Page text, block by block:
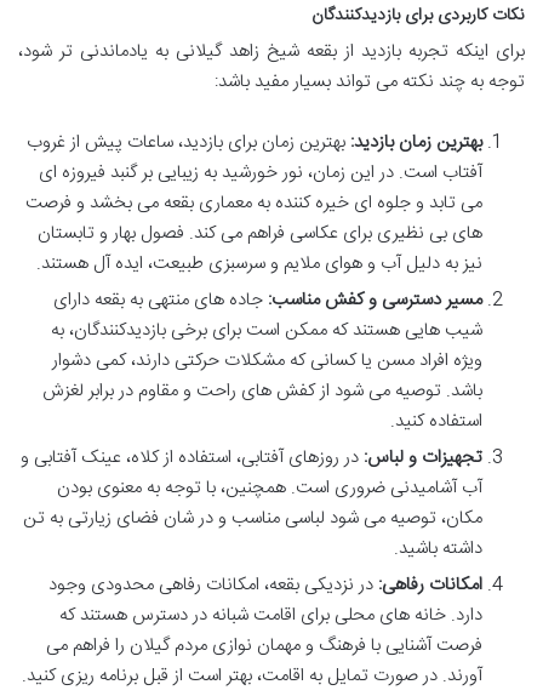
نکات کاربردی برای بازدیدکنندگان
برای اینکه تجربه بازدید از بقعه شیخ زاهد گیلانی به یادماندنی تر شود،
توجه به چند نکته می تواند بسیار مفید باشد:
بهترین زمان بازدید: بهترین زمان برای بازدید، ساعات پیش از غروب
آفتاب است. در این زمان، نور خورشید به زیبایی بر گنبد فیروزه ای
می تابد و جلوه ای خیره کننده به معماری بقعه می بخشد و فرصت
های بی نظیری برای عکاسی فراهم می کند. فصول بهار و تابستان
نیز به دلیل آب و هوای ملایم و سرسبزی طبیعت، ایده آل هستند.
مسیر دسترسی و کفش مناسب: جاده های منتهی به بقعه دارای
شیب هایی هستند که ممکن است برای برخی بازدیدکنندگان، به
ویژه افراد مسن یا کسانی که مشکلات حرکتی دارند، کمی دشوار
باشد. توصیه می شود از کفش های راحت و مقاوم در برابر لغزش
استفاده کنید.
تجهیزات و لباس: در روزهای آفتابی، استفاده از کلاه، عینک آفتابی و
آب آشامیدنی ضروری است. همچنین، با توجه به معنوی بودن
مکان، توصیه می شود لباسی مناسب و در شان فضای زیارتی به تن
داشته باشید.
امکانات رفاهی: در نزدیکی بقعه، امکانات رفاهی محدودی وجود
دارد. خانه های محلی برای اقامت شبانه در دسترس هستند که
فرصت آشنایی با فرهنگ و مهمان نوازی مردم گیلان را فراهم می
آورند. در صورت تمایل به اقامت، بهتر است از قبل برنامه ریزی کنید.